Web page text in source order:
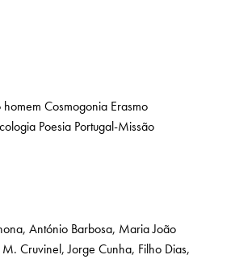
Cosmogonia Erasmo
Poesia Portugal-Missão
António Barbosa, Maria João
M. Cruvinel, Jorge Cunha, Filho Dias,